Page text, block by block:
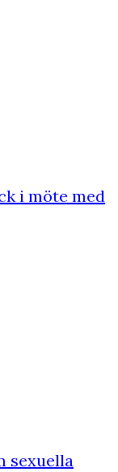
i möte med
sexuella